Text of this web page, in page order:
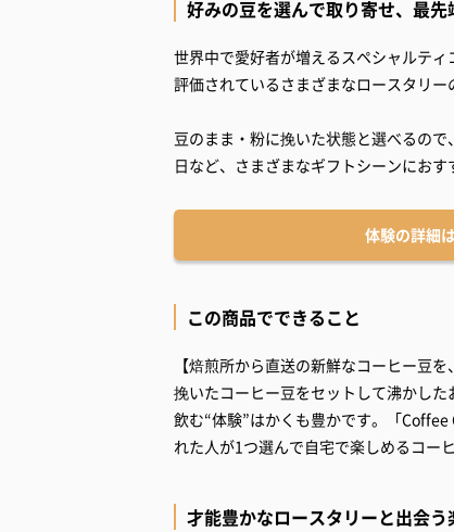
好みの豆を選んで取り寄せ、最
世界中で愛好者が増えるスペシャルテ
評価されているさまざまなロースタリ
豆のまま・粉に挽いた状態と選べるの
体験の詳細
この商品でできること
【焙煎所から直送の新鮮なコーヒー豆を
挽いたコーヒー豆をセットして沸かした
飲む“体験”はかくも豊かです。「
れた人が1つ選んで自宅で楽しめるコー
才能豊かなロースタリーと出会う